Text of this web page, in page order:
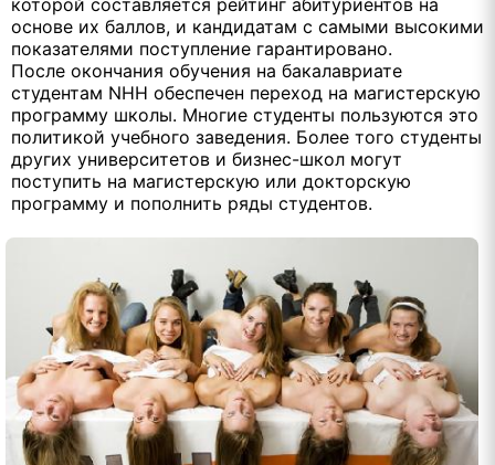
основе их баллов, и кандидатам с самыми высокими
показателями поступление гарантировано.
После окончания обучения на бакалавриате
студентам NHH обеспечен переход на магистерскую
программу школы. Многие студенты пользуются это
политикой учебного заведения. Более того студенты
других университетов и бизнес-школ могут
поступить на магистерскую или докторскую
программу и пополнить ряды студентов.